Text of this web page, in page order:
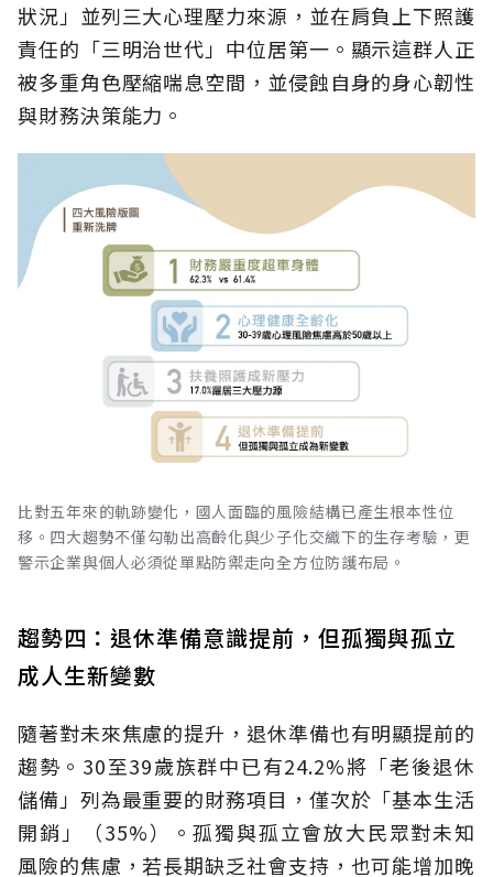
狀況」並列三大心理壓力來源，並在肩負上下照護
責任的「三明治世代」中位居第一。顯示這群人正
被多重角色壓縮喘息空間，並侵蝕自身的身心韌性
與財務決策能力。
比對五年來的軌跡變化，國人面臨的風險結構已產生根本性位
移。四大趨勢不僅勾勒出高齡化與少子化交織下的生存考驗，更
警示企業與個人必須從單點防禦走向全方位防護布局。
趨勢四：退休準備意識提前，但孤獨與孤立
成人生新變數
隨著對未來焦慮的提升，退休準備也有明顯提前的
趨勢。30至39歲族群中已有24.2%將「老後退休
儲備」列為最重要的財務項目，僅次於「基本生活
開銷」（35%）。孤獨與孤立會放大民眾對未知
風險的焦慮，若長期缺乏社會支持，也可能增加晚